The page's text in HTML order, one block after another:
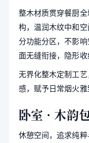
整木材质贯穿餐厨
构，温润木纹中和
分功能分区，不影
面无缝衔接，隐形收
无界化整木定制工
感，赋予日常烟火雅
卧室 · 木韵
休憩空间，追求纯